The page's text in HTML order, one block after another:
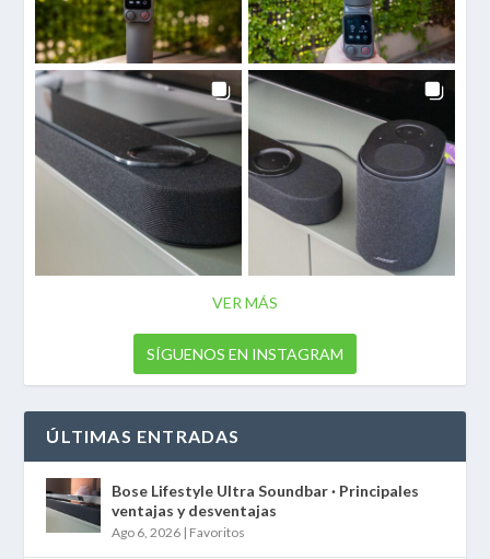
VER MÁS
SÍGUENOS EN INSTAGRAM
ÚLTIMAS ENTRADAS
Bose Lifestyle Ultra Soundbar · Principales
ventajas y desventajas
Ago 6, 2026 | Favoritos